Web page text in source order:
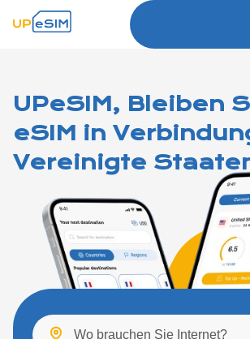
UPeSIM, Bleiben
eSIM in
Vereinigte